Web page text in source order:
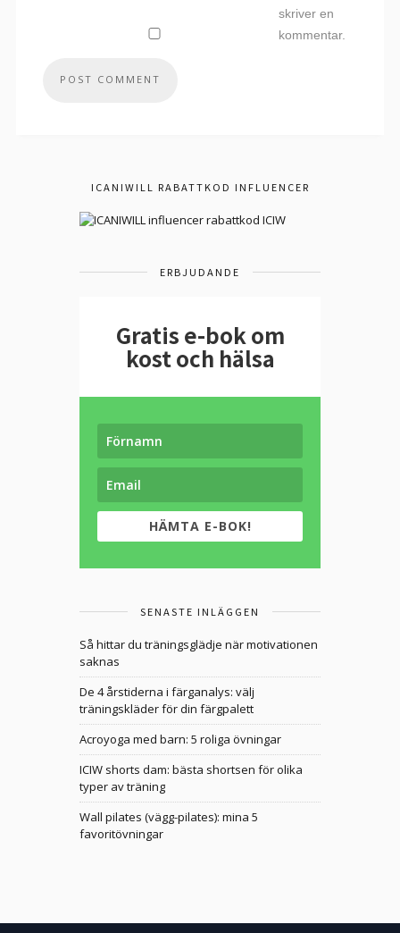
skriver en
kommentar.
ICANIWILL RABATTKOD INFLUENCER
ERBJUDANDE
Gratis e-bok om
kost och hälsa
HÄMTA E-BOK!
SENASTE INLÄGGEN
Så hittar du träningsglädje när motivationen
saknas
De 4 årstiderna i färganalys: välj
träningskläder för din färgpalett
Acroyoga med barn: 5 roliga övningar
ICIW shorts dam: bästa shortsen för olika
typer av träning
Wall pilates (vägg-pilates): mina 5
favoritövningar